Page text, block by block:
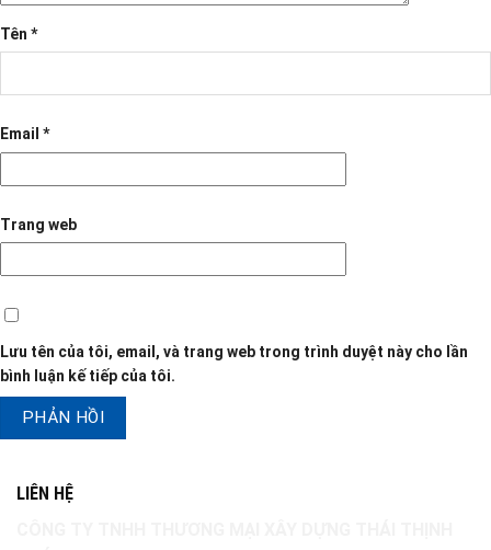
Tên *
Email *
Trang web
Lưu tên của tôi, email, và trang web trong trình duyệt này cho lần
bình luận kế tiếp của tôi.
LIÊN HỆ